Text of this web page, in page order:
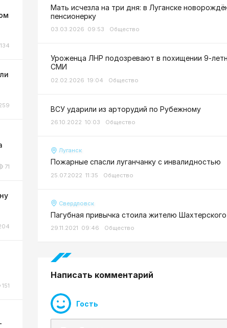
134
71
151
Мать исчезла на три дня: в Луганске
пенсионерку
03.03.2026 09:53 Общество
Уроженца ЛНР подозревают в похищении 9-
СМИ
02.02.2026 19:04 Общество
ВСУ ударили из арторудий по Рубежному
26.10.2022 10:03 Общество
Луганск
Пожарные спасли луганчанку с инвалидностью
25.07.2022 11:35 Общество
Свердловск
Пагубная привычка стоила жителю
29.11.2021 09:46 Общество
Написать комментарий
Гость